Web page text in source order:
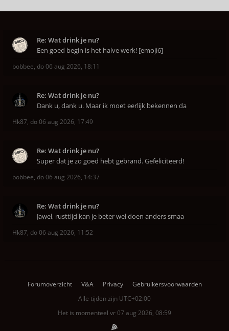
Re: Wat drink je nu?
Een goed begin is het halve werk! [emoji6]
bobbee, do 06 aug 2026, 18:11
Re: Wat drink je nu?
Dank u, dank u. Maar ik moet eerlijk bekennen da
Hk87, do 06 aug 2026, 17:49
Re: Wat drink je nu?
Super dat je zo goed hebt gebrand. Gefeliciteerd!
bobbee, do 06 aug 2026, 14:37
Re: Wat drink je nu?
Jawel, rusttijd kan je beter wel doen anders smaa
Hk87, do 06 aug 2026, 11:52
Forumoverzicht V&A Privacy
Gebruikersvoorwaarden
Alle tijden zijn UTC+02:00
Het is momenteel vr 07 aug 2026, 08:59